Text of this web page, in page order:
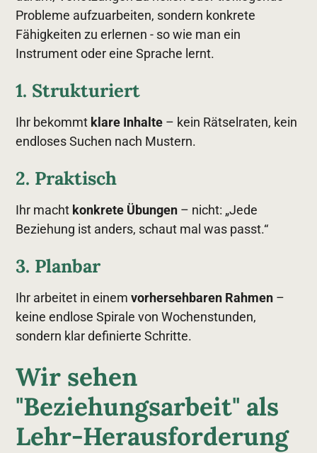
Probleme aufzuarbeiten, sondern konkrete
Fähigkeiten zu erlernen - so wie man ein
Instrument oder eine Sprache lernt.
1. Strukturiert
Ihr bekommt klare Inhalte – kein Rätselraten, kein
endloses Suchen nach Mustern.
2. Praktisch
Ihr macht konkrete Übungen – nicht: „Jede
Beziehung ist anders, schaut mal was passt.“
3. Planbar
Ihr arbeitet in einemvorhersehbaren Rahmen –
keine endlose Spirale von Wochenstunden,
sondern klar definierte Schritte.
Wir sehen
"Beziehungsarbeit" als
Lehr-Herausforderung